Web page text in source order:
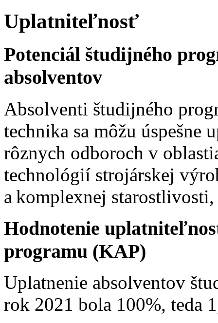
Uplatniteľnosť
Potenciál študijného
absolventov
Absolventi študijného
technika sa môžu
rôznych odboroch v
technológií strojárskej
a komplexnej
Hodnotenie
programu (KAP)
Uplatnenie absolventov
rok 2021 bola 100%, teda